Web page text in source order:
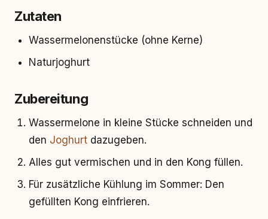
Zutaten
Wassermelonenstücke (ohne Kerne)
Naturjoghurt
Zubereitung
Wassermelone in kleine Stücke schneiden und
den Joghurt dazugeben.
Alles gut vermischen und in den Kong füllen.
Für zusätzliche Kühlung im Sommer: Den
gefüllten Kong einfrieren.